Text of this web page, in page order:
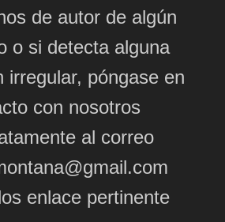
de autor de algún
o si detecta alguna
irregular, póngase en
con nosotros
al correo
enlace pertinente